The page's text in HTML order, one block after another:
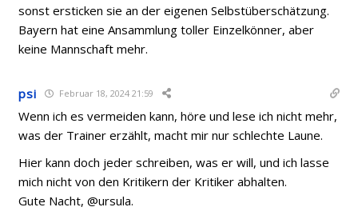
sonst ersticken sie an der eigenen Selbstüberschätzung.
Bayern hat eine Ansammlung toller Einzelkönner, aber
keine Mannschaft mehr.
psi Februar 18, 2024 21:59
Wenn ich es vermeiden kann, höre und lese ich nicht mehr,
was der Trainer erzählt, macht mir nur schlechte Laune.
Hier kann doch jeder schreiben, was er will, und ich lasse
mich nicht von den Kritikern der Kritiker abhalten.
Gute Nacht, @ursula.